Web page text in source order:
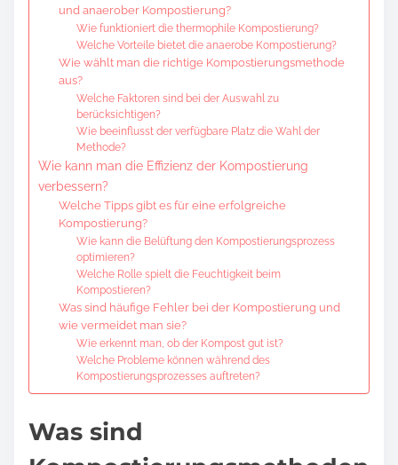
und anaerober Kompostierung?
Wie funktioniert die thermophile Kompostierung?
Welche Vorteile bietet die anaerobe Kompostierung?
Wie wählt man die richtige Kompostierungsmethode
aus?
Welche Faktoren sind bei der Auswahl zu
berücksichtigen?
Wie beeinflusst der verfügbare Platz die Wahl der
Methode?
Wie kann man die Effizienz der Kompostierung
verbessern?
Welche Tipps gibt es für eine erfolgreiche
Kompostierung?
Wie kann die Belüftung den Kompostierungsprozess
optimieren?
Welche Rolle spielt die Feuchtigkeit beim
Kompostieren?
Was sind häufige Fehler bei der Kompostierung und
wie vermeidet man sie?
Wie erkennt man, ob der Kompost gut ist?
Welche Probleme können während des
Kompostierungsprozesses auftreten?
Was sind